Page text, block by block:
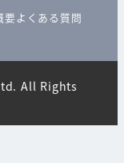
要よくある質問
All Rights